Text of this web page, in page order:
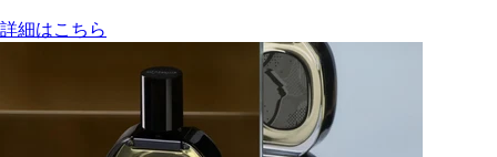
詳細はこちら